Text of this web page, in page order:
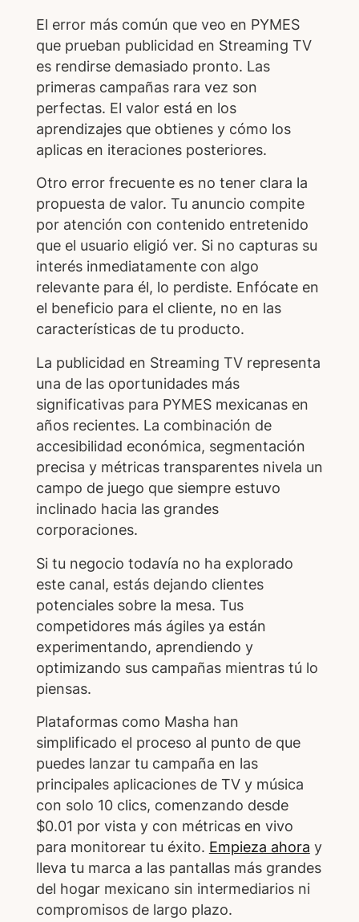
El error más común que veo en PYMES
que prueban publicidad en Streaming TV
es rendirse demasiado pronto. Las
primeras campañas rara vez son
perfectas. El valor está en los
aprendizajes que obtienes y cómo los
aplicas en iteraciones posteriores.
Otro error frecuente es no tener clara la
propuesta de valor. Tu anuncio compite
por atención con contenido entretenido
que el usuario eligió ver. Si no capturas su
interés inmediatamente con algo
relevante para él, lo perdiste. Enfócate en
el beneficio para el cliente, no en las
características de tu producto.
La publicidad en Streaming TV representa
una de las oportunidades más
significativas para PYMES mexicanas en
años recientes. La combinación de
accesibilidad económica, segmentación
precisa y métricas transparentes nivela un
campo de juego que siempre estuvo
inclinado hacia las grandes
corporaciones.
Si tu negocio todavía no ha explorado
este canal, estás dejando clientes
potenciales sobre la mesa. Tus
competidores más ágiles ya están
experimentando, aprendiendo y
optimizando sus campañas mientras tú lo
piensas.
Plataformas como Masha han
simplificado el proceso al punto de que
puedes lanzar tu campaña en las
principales aplicaciones de TV y música
con solo 10 clics, comenzando desde
$0.01 por vista y con métricas en vivo
para monitorear tu éxito. Empieza ahora y
lleva tu marca a las pantallas más grandes
del hogar mexicano sin intermediarios ni
compromisos de largo plazo.